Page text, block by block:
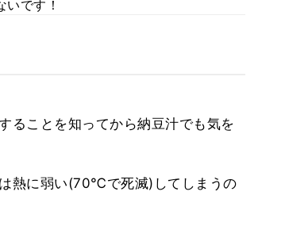
です！
ることを知ってから納豆汁でも気を
熱に弱い(70℃で死滅)してしまうの